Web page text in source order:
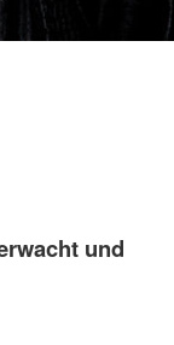
und